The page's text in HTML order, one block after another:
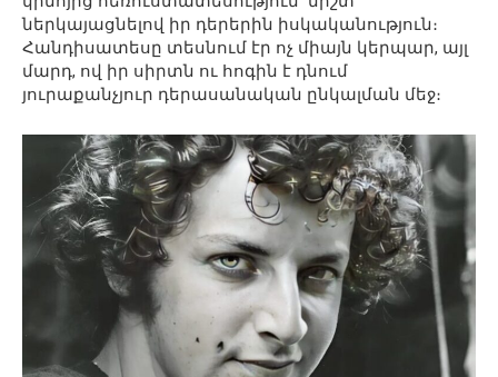
ներկայացնելով իր դերերին իսկականություն։
Հանդիսատեսը տեսնում էր ոչ միայն կերպար, այլ
մարդ, ով իր սիրտն ու հոգին է դնում
յուրաքանչյուր դերասանական ընկալման մեջ։